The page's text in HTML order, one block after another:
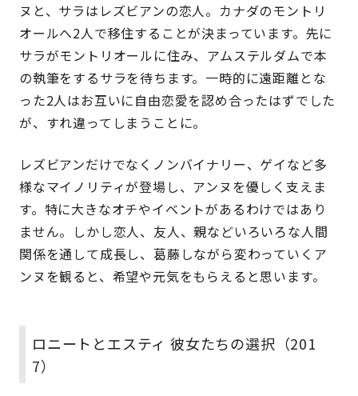
ヌと、サラはレズビアンの恋人。カナダのモントリ
オールへ2人で移住することが決まっています。先に
サラがモントリオールに住み、アムステルダムで本
の執筆をするサラを待ちます。一時的に遠距離とな
った2人はお互いに自由恋愛を認め合ったはずでした
が、すれ違ってしまうことに。
レズビアンだけでなくノンバイナリー、ゲイなど多
様なマイノリティが登場し、アンヌを優しく支えま
す。特に大きなオチやイベントがあるわけではあり
ません。しかし恋人、友人、親などいろいろな人間
関係を通して成長し、葛藤しながら変わっていくア
ンヌを観ると、希望や元気をもらえると思います。
ロニートとエスティ 彼女たちの選択（201
7）